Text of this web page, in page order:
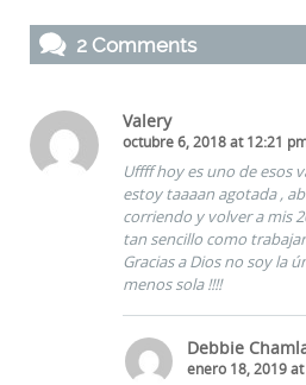
2 Comments
Valery
octubre 6, 2018 at 12:21
Uffff hoy es uno de esos
estoy taaaan agotada ,
corriendo y volver a mis
tan sencillo como
Gracias a Dios no soy la
menos sola !!!!
Debbie
enero 18, 2019